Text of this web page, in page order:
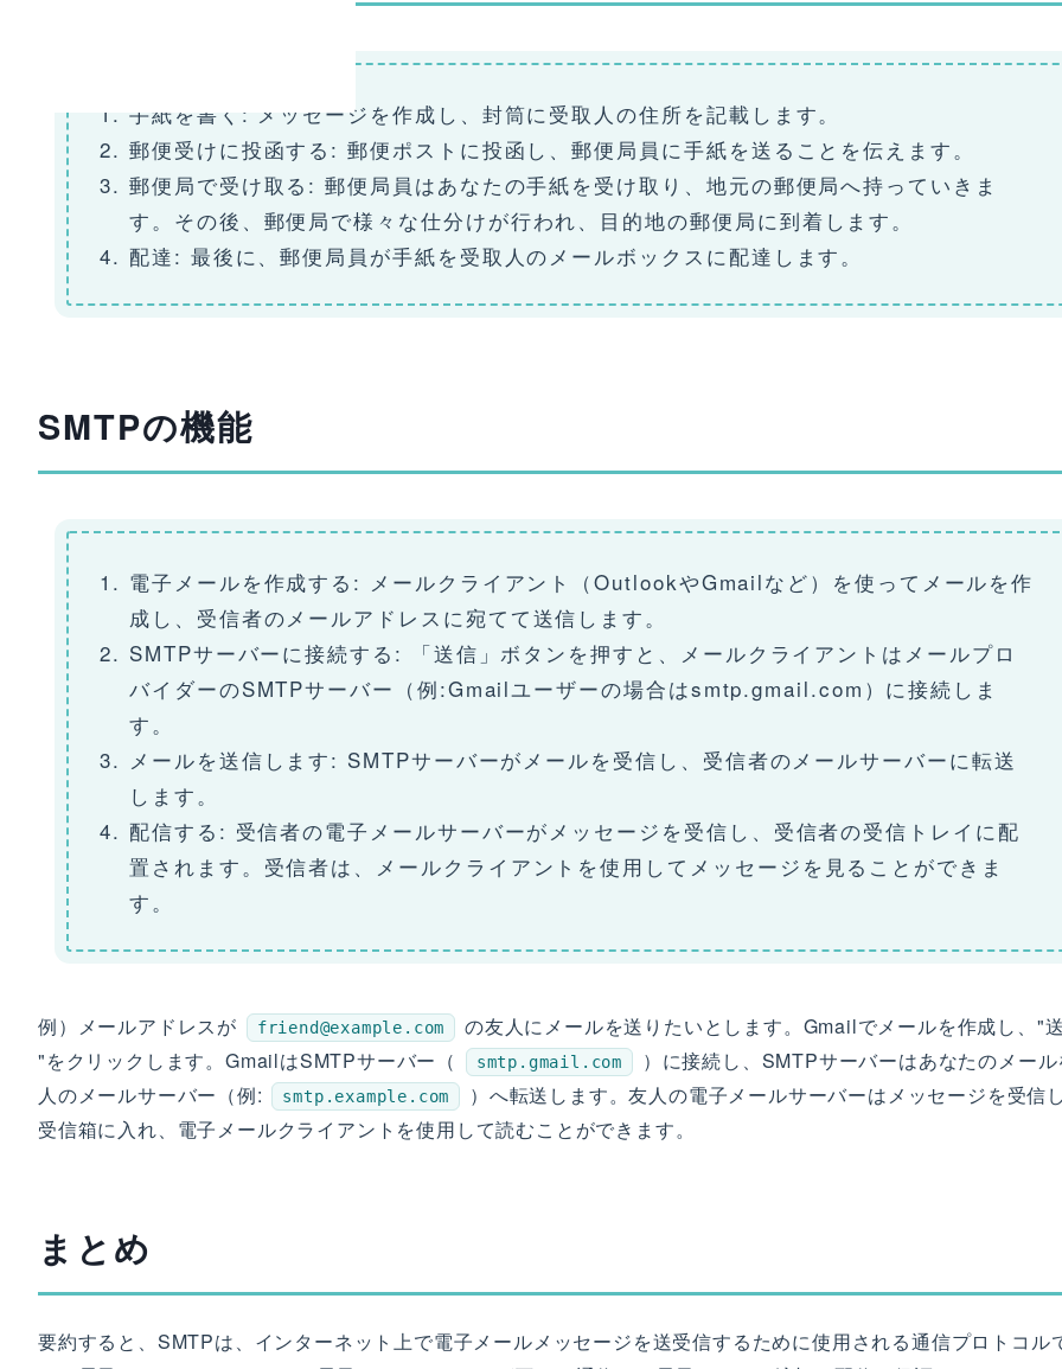
手紙を書く: メッセージを作成し、封筒に受取人の住所を記載します。
郵便受けに投函する: 郵便ポストに投函し、郵便局員に手紙を送ることを伝えます。
郵便局で受け取る: 郵便局員はあなたの手紙を受け取り、地元の郵便局へ持っていきま
す。その後、郵便局で様々な仕分けが行われ、目的地の郵便局に到着します。
配達: 最後に、郵便局員が手紙を受取人のメールボックスに配達します。
SMTPの機能
電子メールを作成する: メールクライアント（OutlookやGmailなど）を使ってメールを作
成し、受信者のメールアドレスに宛てて送信します。
SMTPサーバーに接続する: 「送信」ボタンを押すと、メールクライアントはメールプロ
バイダーのSMTPサーバー（例:Gmailユーザーの場合はsmtp.gmail.com）に接続しま
す。
メールを送信します: SMTPサーバーがメールを受信し、受信者のメールサーバーに転送
します。
配信する: 受信者の電子メールサーバーがメッセージを受信し、受信者の受信トレイに配
置されます。受信者は、メールクライアントを使用してメッセージを見ることができま
す。
例）メールアドレスが friend@example.com
の友人にメールを送りたいとします。Gmailでメールを作成し、"
"をクリックします。GmailはSMTPサーバー（
smtp.gmail.com
）に接続し、SMTPサーバーはあなたのメール
人のメールサーバー（例:
smtp.example.com
）へ転送します。友人の電子メールサーバーはメッセージを受信し
受信箱に入れ、電子メールクライアントを使用して読むことができます。
まとめ
要約すると、SMTPは、インターネット上で電子メールメッセージを送受信するために使用される通信プロトコル